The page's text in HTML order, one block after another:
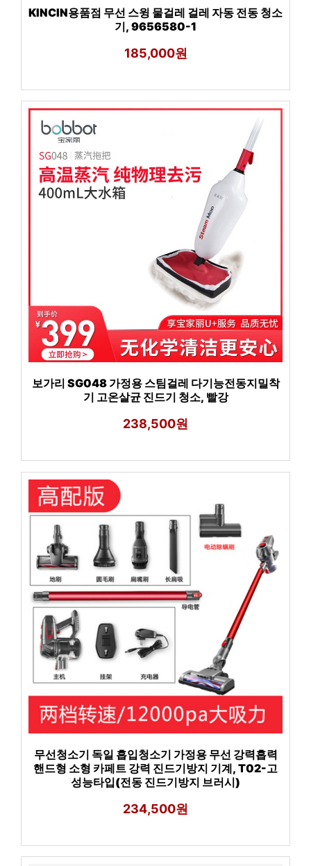
KINCIN용품점 무선 스윙 물걸레 걸레 자동 전동 청소
기, 9656580-1
185,000원
보가리 SG048 가정용 스팀걸레 다기능전동지밀착
기 고온살균 진드기 청소, 빨강
238,500원
무선청소기 독일 흡입청소기 가정용 무선 강력흡력
핸드형 소형 카페트 강력 진드기방지 기계, T02-고
성능타입(전동 진드기방지 브러시)
234,500원